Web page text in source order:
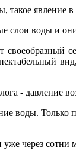
явление
слои воды и
своеобразный
- давление
воды. Только
уже через сотни